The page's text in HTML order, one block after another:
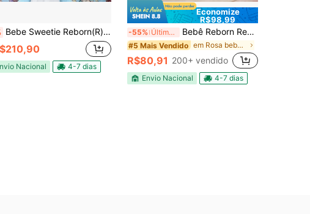
Bebe Sweetie Reborn(R) Elefantinha Silicone Doll- 48cm Presente Crianças
Nacional 4-7 dias
Economize
R$98,99
-55% Últimos 3 dias Bebê Reborn Realista Boneca Silicone Original Pode dar Banho
#5 Mais Vendido em Rosa bebê Bonecas infantis
R$80,91 200+ vendido
Envio Nacional 4-7 dias